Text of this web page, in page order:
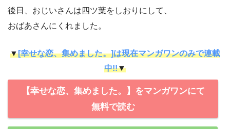
後日、おじいさんは四ツ葉をしおりにして、
おばあさんにくれました。
▼[幸せな恋、集めました。]は現在マンガワンのみで連載
中!!▼
【幸せな恋、集めました。】をマンガワンにて
無料で読む